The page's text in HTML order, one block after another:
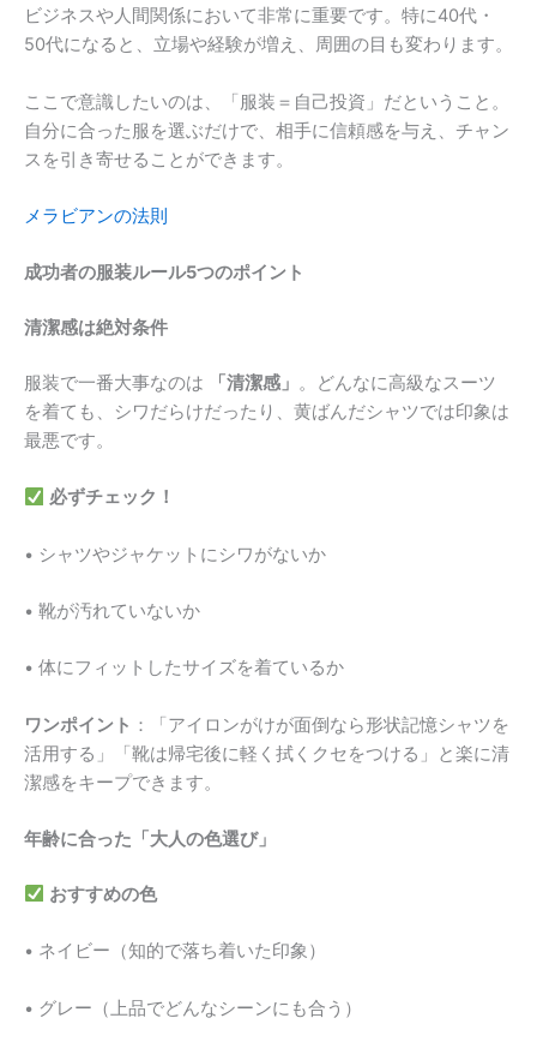
ビジネスや人間関係において非常に重要です。特に40代・
50代になると、立場や経験が増え、周囲の目も変わります。
ここで意識したいのは、「服装＝自己投資」だということ。
自分に合った服を選ぶだけで、相手に信頼感を与え、チャン
スを引き寄せることができます。
メラビアンの法則
成功者の服装ルール5つのポイント
清潔感は絶対条件
服装で一番大事なのは 「清潔感」 。どんなに高級なスーツ
を着ても、シワだらけだったり、黄ばんだシャツでは印象は
最悪です。
必ずチェック！
• シャツやジャケットにシワがないか
• 靴が汚れていないか
• 体にフィットしたサイズを着ているか
ワンポイント ：「アイロンがけが面倒なら形状記憶シャツを
活用する」「靴は帰宅後に軽く拭くクセをつける」と楽に清
潔感をキープできます。
年齢に合った「大人の色選び」
おすすめの色
• ネイビー（知的で落ち着いた印象）
• グレー（上品でどんなシーンにも合う）